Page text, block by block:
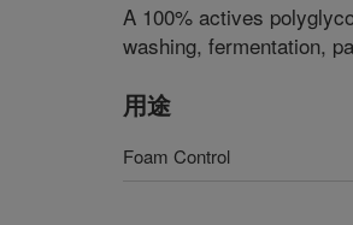
A 100% actives
washing, fermentation,
用途
Foam Control